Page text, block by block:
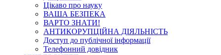
Цікаво про науку
ВАША БЕЗПЕКА
ВАРТО ЗНАТИ!
АНТИКОРУПЦІЙНА ДІЯЛЬНІСТЬ
Доступ до публічної інформації
Телефонний довідник